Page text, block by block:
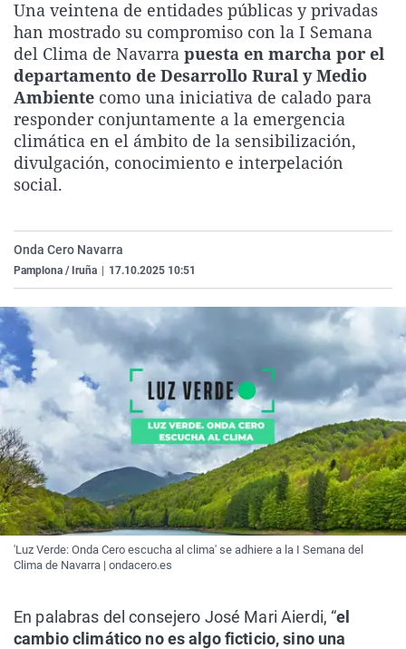
La rosa de los vientos
Gente viajera
Como el perro y el
Caso
Retornados
Equipo de
Operación Viuda
Extremadura
Galicia
La Rioja
País Vasco
Virales
Televisión
Elecciones
Una veintena de entidades públicas y privadas
han mostrado su compromiso con la I Semana
del Clima de Navarra puesta en marcha por el
departamento de Desarrollo Rural y Medio
Ambiente como una iniciativa de calado para
responder conjuntamente a la emergencia
climática en el ámbito de la sensibilización,
divulgación, conocimiento e interpelación
social.
Onda Cero Navarra
Pamplona / Iruña 17.10.2025 10:51
'Luz Verde: Onda Cero escucha al clima' se adhiere a la I Semana del
Clima de Navarra | ondacero.es
En palabras del consejero José Mari Aierdi, “el
cambio climático no es algo ficticio, sino una